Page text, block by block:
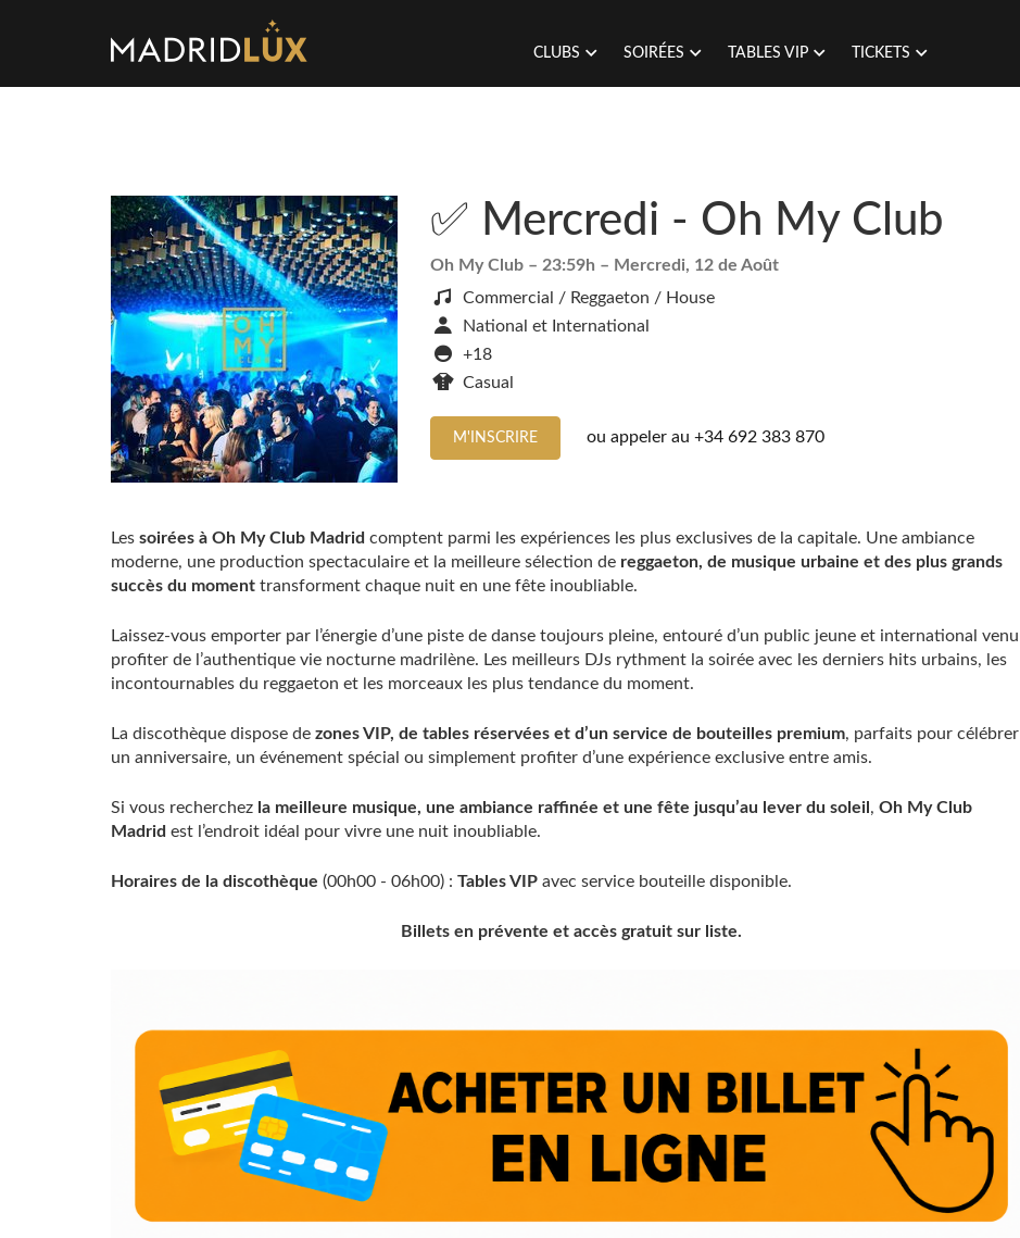
CLUBS SOIRÉES TABLES VIP TICKETS
✅ Mercredi - Oh My Club
Oh My Club – 23:59h – Mercredi, 12 de Août
Commercial / Reggaeton / House
National et International
+18
Casual
M'INSCRIRE ou appeler au +34 692 383 870
Les soirées à Oh My Club Madrid comptent parmi les expériences les plus exclusives de la capitale. Une ambiance
moderne, une production spectaculaire et la meilleure sélection de reggaeton, de musique urbaine et des plus grands
succès du moment transforment chaque nuit en une fête inoubliable.
Laissez-vous emporter par l’énergie d’une piste de danse toujours pleine, entouré d’un public jeune et international venu
profiter de l’authentique vie nocturne madrilène. Les meilleurs DJs rythment la soirée avec les derniers hits urbains, les
incontournables du reggaeton et les morceaux les plus tendance du moment.
La discothèque dispose de zones VIP, de tables réservées et d’un service de bouteilles premium, parfaits pour célébrer
un anniversaire, un événement spécial ou simplement profiter d’une expérience exclusive entre amis.
Si vous recherchez la meilleure musique, une ambiance raffinée et une fête jusqu’au lever du soleil , Oh My Club
Madrid est l’endroit idéal pour vivre une nuit inoubliable.
Horaires de la discothèque (00h00 - 06h00) : Tables VIP avec service bouteille disponible.
Billets en prévente et accès gratuit sur liste.